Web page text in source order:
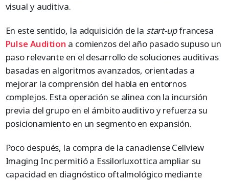
visual y auditiva.
En este sentido, la adquisición de la start-upfrancesa
Pulse Audition a comienzos del año pasado supuso un
paso relevante en el desarrollo de soluciones auditivas
basadas en algoritmos avanzados, orientadas a
mejorar la comprensión del habla en entornos
complejos. Esta operación se alinea con la incursión
previa del grupo en el ámbito auditivo y refuerza su
posicionamiento en un segmento en expansión.
Poco después, la compra de la canadiense Cellview
Imaging Inc permitió a Essilorluxottica ampliar su
capacidad en diagnóstico oftalmológico mediante